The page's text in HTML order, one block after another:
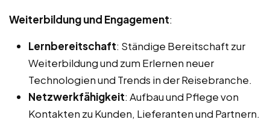
Weiterbildung und Engagement:
Lernbereitschaft: Ständige Bereitschaft zur
Weiterbildung und zum Erlernen neuer
Technologien und Trends in der Reisebranche.
Netzwerkfähigkeit: Aufbau und Pflege von
Kontakten zu Kunden, Lieferanten und Partnern.